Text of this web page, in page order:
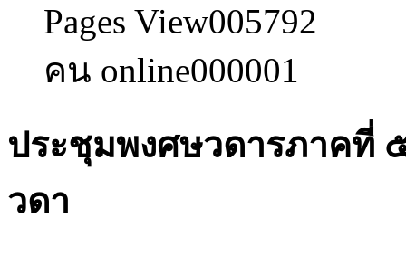
Pages View005792
คน online000001
ประชุมพงศษวดารภาคที่
วดา